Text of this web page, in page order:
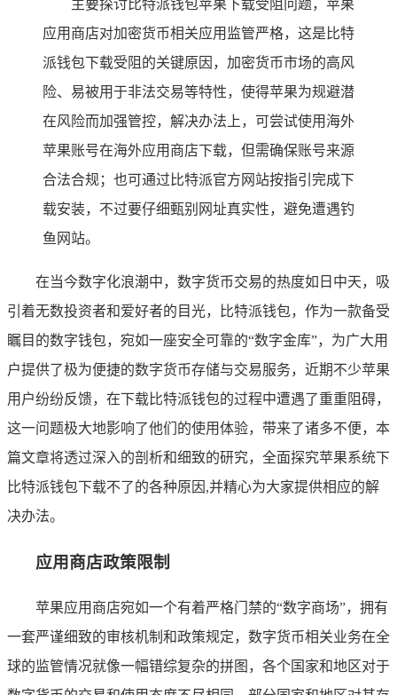
主要探讨比特派钱包苹果下载受阻问题，苹果
应用商店对加密货币相关应用监管严格，这是比特
派钱包下载受阻的关键原因，加密货币市场的高风
险、易被用于非法交易等特性，使得苹果为规避潜
在风险而加强管控，解决办法上，可尝试使用海外
苹果账号在海外应用商店下载，但需确保账号来源
合法合规；也可通过比特派官方网站按指引完成下
载安装，不过要仔细甄别网址真实性，避免遭遇钓
鱼网站。
在当今数字化浪潮中，数字货币交易的热度如日中天，吸
引着无数投资者和爱好者的目光，比特派钱包，作为一款备受
瞩目的数字钱包，宛如一座安全可靠的“数字金库”，为广大用
户提供了极为便捷的数字货币存储与交易服务，近期不少苹果
用户纷纷反馈，在下载比特派钱包的过程中遭遇了重重阻碍，
这一问题极大地影响了他们的使用体验，带来了诸多不便，本
篇文章将透过深入的剖析和细致的研究，全面探究苹果系统下
比特派钱包下载不了的各种原因,并精心为大家提供相应的解
决办法。
应用商店政策限制
苹果应用商店宛如一个有着严格门禁的“数字商场”，拥有
一套严谨细致的审核机制和政策规定，数字货币相关业务在全
球的监管情况就像一幅错综复杂的拼图，各个国家和地区对于